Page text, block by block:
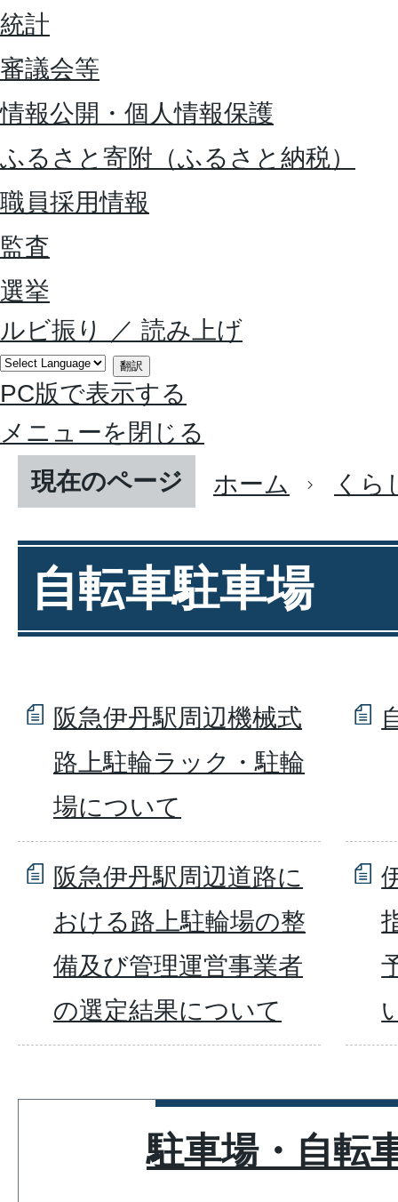
統計
審議会等
情報公開・個人情報保護
ふるさと寄附（ふるさと納税）
職員採用情報
監査
選挙
ルビ振り
／ 読み上げ
翻訳
PC版で表示する
メニューを閉じる
現在のページ
ホーム くら
自転車駐車場
阪急伊丹駅周辺機械式
路上駐輪ラック・駐輪
場について
阪急伊丹駅周辺道路に
おける路上駐輪場の整
備及び管理運営事業者
の選定結果について
駐車場・自転